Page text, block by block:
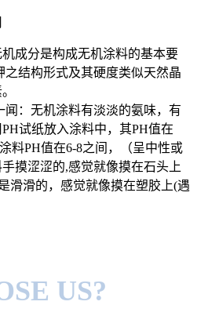
成分是构成无机涂料的基本要
结构形式及其硬度类似天然晶
：无机涂料有淡淡的氨味，有
试纸放入涂料中，其PH值在
料PH值在6-8之间，（呈中性或
摸涩涩的,感觉就像摸在石头上
滑滑的，感觉就像摸在塑胶上(遇
US?